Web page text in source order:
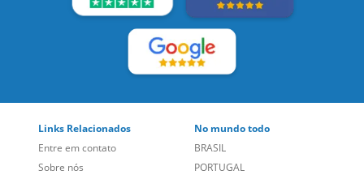
Entre em contato
Sobre nós
Empregos
BRASIL
PORTUGAL
ESTADOS UNIDOS (EN)